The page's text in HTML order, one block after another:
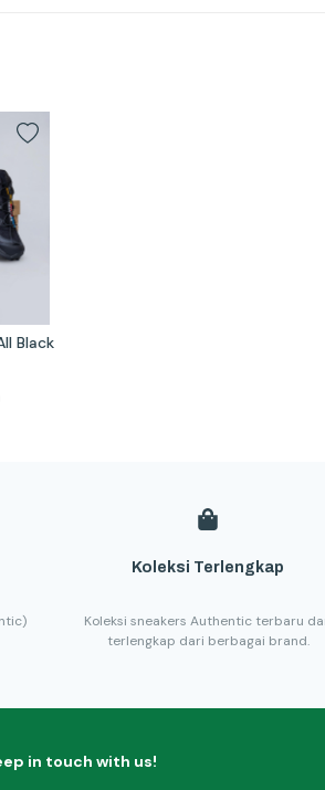
Black
Koleksi Terlengkap
Koleksi sneakers Authentic terbaru
terlengkap dari berbagai brand.
in touch with us!